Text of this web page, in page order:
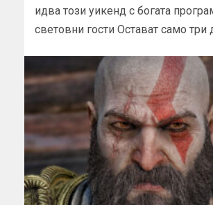
идва този уикенд с богата
световни гости Остават само три